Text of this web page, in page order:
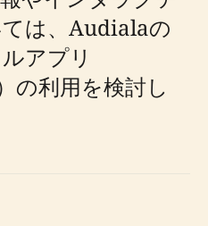
は、Audialaの
アプリ
の利用を検討し